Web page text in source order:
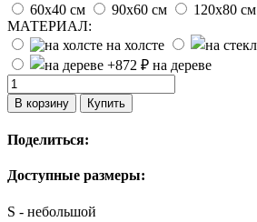
60х40 см
90х60 см
120х80 см
МАТЕРИАЛ:
на холсте
на дереве
В корзину Купить
Поделиться:
Доступные размеры:
S - небольшой